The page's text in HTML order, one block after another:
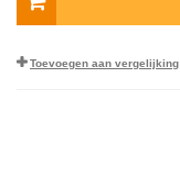
Toevoegen aan vergelijking